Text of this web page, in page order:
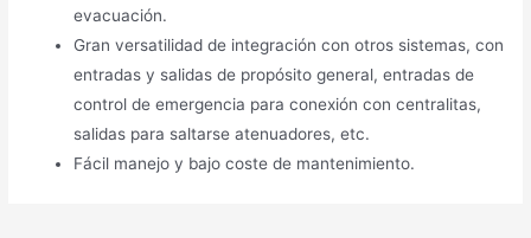
evacuación.
Gran versatilidad de integración con otros sistemas, con
entradas y salidas de propósito general, entradas de
control de emergencia para conexión con centralitas,
salidas para saltarse atenuadores, etc.
Fácil manejo y bajo coste de mantenimiento.